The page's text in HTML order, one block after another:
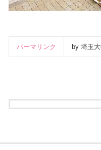
パーマリンク by 埼玉